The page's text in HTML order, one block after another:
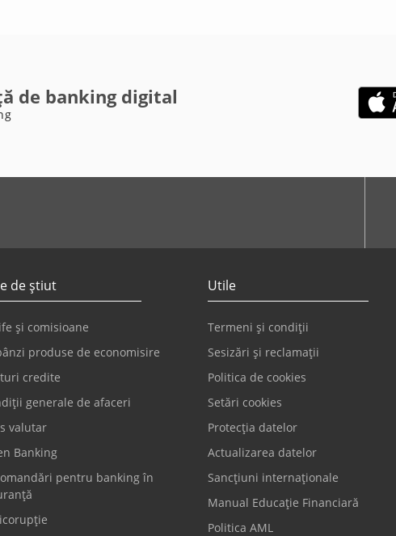
de banking digital
de știut
și comisioane
produse de economisire
credite
generale de afaceri
valutar
Banking
pentru banking în
Utile
Termeni și condiții
Sesizări și reclamații
Politica de cookies
Setări cookies
Protecția datelor
Actualizarea datelor
Sancțiuni internaționale
Manual Educație Financiară
Politica AML